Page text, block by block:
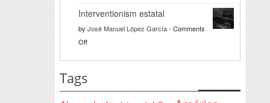
a
Yeda
en
Razón
solidaria
Interventionism estatal
by José Manuel López García- Comments
Offon
Tags